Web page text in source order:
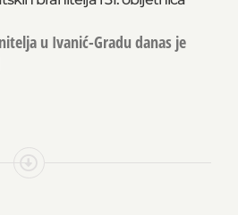
Dan pobjede i domovinske
branitelja i 31. obljetnica
u Ivanić-Gradu danas je